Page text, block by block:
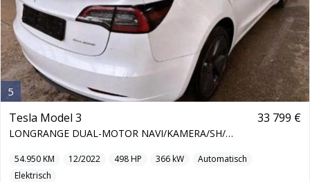
5
Tesla Model 3
LONGRANGE DUAL-MOTOR NAVI/KAMERA/SH/PANO
33 799 €
54.950KM 12/2022 498HP 366kW
Automatisch
Elektrisch